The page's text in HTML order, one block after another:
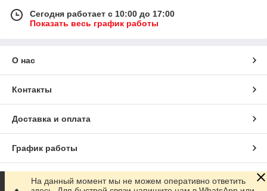
Сегодня работает с 10:00 до 17:00
Показать весь график работы
О нас
Контакты
Доставка и оплата
График работы
Полная версия сайта
На данный момент мы не можем оперативно ответить